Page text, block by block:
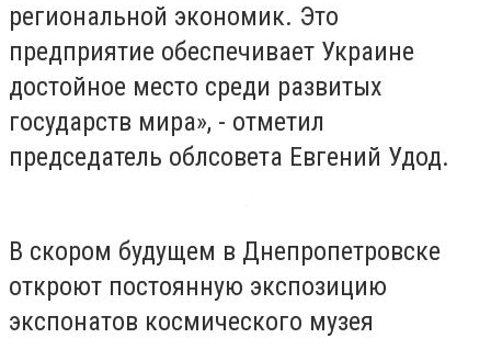
региональной экономик. Это
предприятие обеспечивает Украине
достойное место среди развитых
государств мира», - отметил
председатель облсовета Евгений Удод.
В скором будущем в Днепропетровске
откроют постоянную экспозицию
экспонатов космического музея